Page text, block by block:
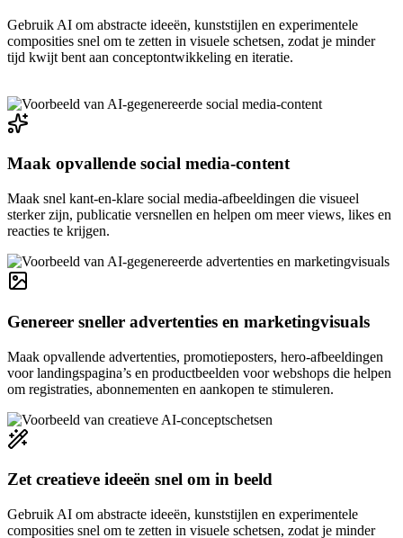
Gebruik AI om abstracte ideeën, kunststijlen en experimentele
composities snel om te zetten in visuele schetsen, zodat je minder
tijd kwijt bent aan conceptontwikkeling en iteratie.
Maak opvallende social media-content
Maak snel kant-en-klare social media-afbeeldingen die visueel
sterker zijn, publicatie versnellen en helpen om meer views, likes en
reacties te krijgen.
Genereer sneller advertenties en marketingvisuals
Maak opvallende advertenties, promotieposters, hero-afbeeldingen
voor landingspagina’s en productbeelden voor webshops die helpen
om registraties, abonnementen en aankopen te stimuleren.
Zet creatieve ideeën snel om in beeld
Gebruik AI om abstracte ideeën, kunststijlen en experimentele
composities snel om te zetten in visuele schetsen, zodat je minder